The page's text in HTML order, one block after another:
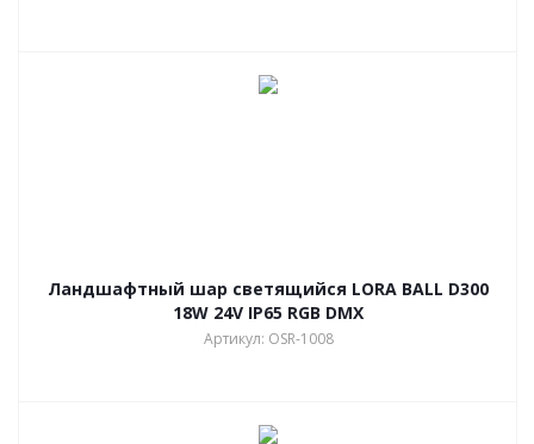
Ландшафтный шар светящийся LORA BALL D300
18W 24V IP65 RGB DMX
Артикул: OSR-1008